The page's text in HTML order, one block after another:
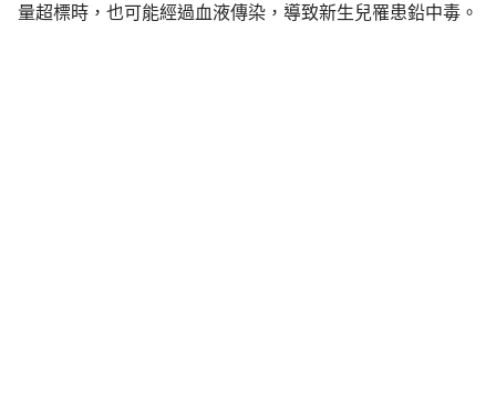
量超標時，也可能經過血液傳染，導致新生兒罹患鉛中毒。